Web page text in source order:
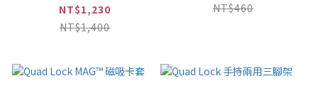
NT$1,230
NT$1,400
NT$460